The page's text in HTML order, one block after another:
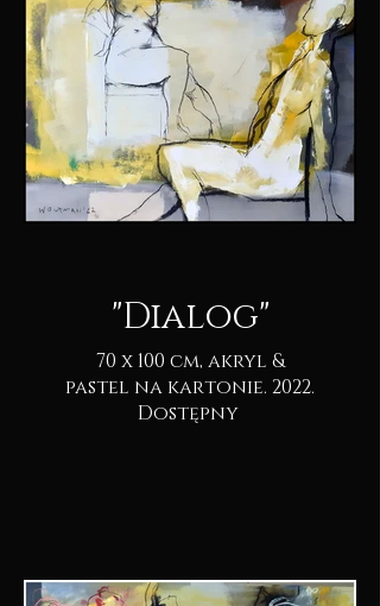
"Dialog"
70 x 100 cm, akryl &
pastel na kartonie. 2022.
Dostępny